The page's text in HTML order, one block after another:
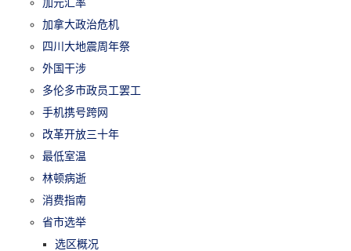
加拿大政治危机
四川大地震周年祭
外国干涉
多伦多市政员工罢工
手机携号跨网
改革开放三十年
最低室温
林顿病逝
消费指南
省市选举
选区概况